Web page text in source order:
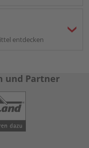
entdecken
und Partner